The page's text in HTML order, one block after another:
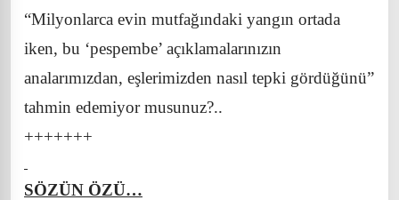
“Milyonlarca evin mutfağındaki yangın ortada
iken, bu ‘pespembe’ açıklamalarınızın
analarımızdan, eşlerimizden nasıl tepki gördüğünü”
tahmin edemiyor musunuz?..
+++++++
SÖZÜN ÖZÜ…